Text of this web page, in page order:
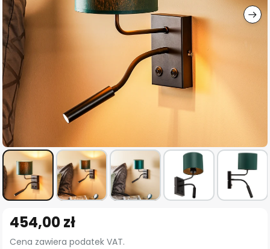
na
początek
454,00 zł
Cena zawiera podatek VAT.